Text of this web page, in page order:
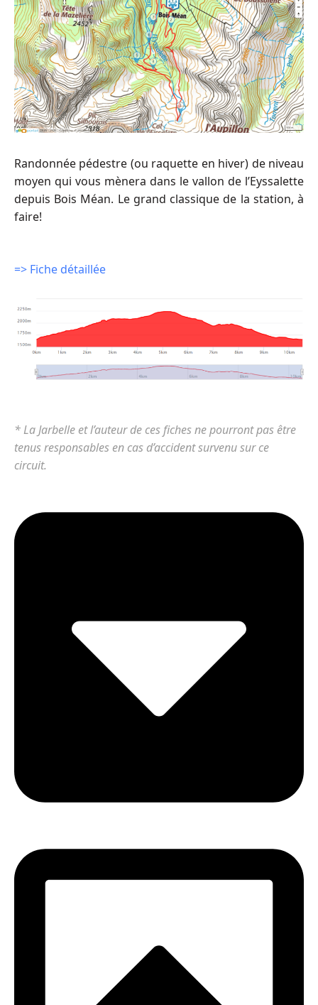
Randonnée pédestre (ou raquette en hiver) de niveau
moyen qui vous mènera dans le vallon de l’Eyssalette
depuis Bois Méan. Le grand classique de la station, à
faire!
=> Fiche détaillée
* La Jarbelle et l’auteur de ces fiches ne pourront pas être
tenus responsables en cas d’accident survenu sur ce
circuit.